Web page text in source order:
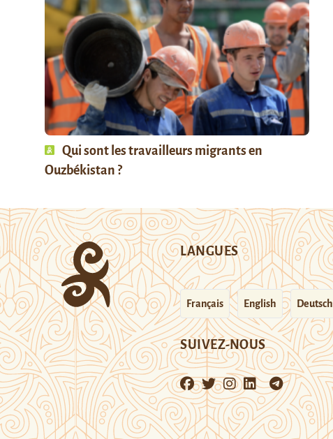
Qui sont les travailleurs migrants en
Ouzbékistan ?
LANGUES
Français English Deutsch
SUIVEZ-NOUS